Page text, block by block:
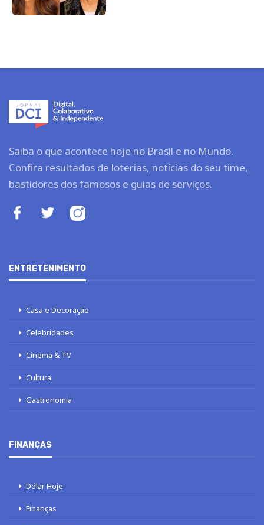
Saiba o que acontece hoje no Brasil e no Mundo.
Confira resultados de loterias, notícias do seu time,
bastidores dos famosos e guias de serviços.
ENTRETENIMENTO
Casa e Decoração
Celebridades
Cinema & TV
Cultura
Gastronomia
FINANÇAS
Dólar Hoje
Finanças